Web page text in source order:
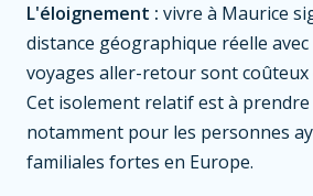
L'éloignement : vivre à Maurice
distance géographique réelle avec
voyages aller-retour sont coûteux
Cet isolement relatif est à
notamment pour les personnes
familiales fortes en Europe.